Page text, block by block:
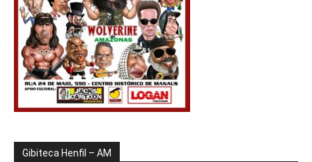
Gibiteca Henfil – AM